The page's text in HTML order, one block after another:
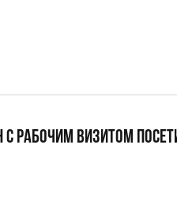
РАБОЧИМ ВИЗИТОМ